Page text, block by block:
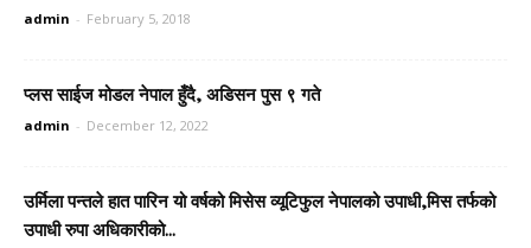
admin - February 5, 2018
प्लस साईज मोडल नेपाल हुँदै, अडिसन पुस ९ गते
admin - December 12, 2022
उर्मिला पन्तले हात पारिन यो वर्षको मिसेस व्यूटिफुल नेपालको उपाधी,मिस तर्फको
उपाधी रुपा अधिकारीको...